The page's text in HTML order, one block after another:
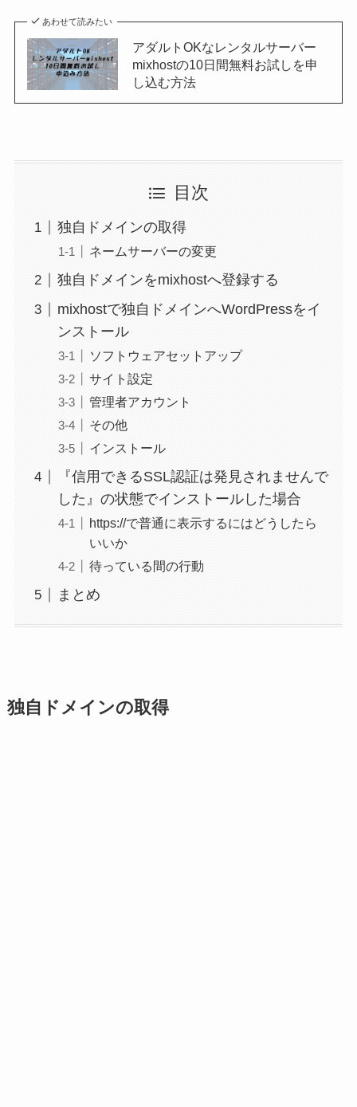
あわせて読みたい
アダルトOKなレンタルサーバー
mixhostの10日間無料お試しを申
し込む方法
目次
独自ドメインの取得
ネームサーバーの変更
独自ドメインをmixhostへ登録する
mixhostで独自ドメインへWordPressをイ
ンストール
ソフトウェアセットアップ
サイト設定
管理者アカウント
その他
インストール
『信用できるSSL認証は発見されませんで
した』の状態でインストールした場合
https://で普通に表示するにはどうしたら
いいか
待っている間の行動
まとめ
独自ドメインの取得